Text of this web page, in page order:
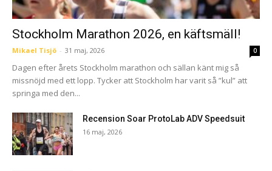
Stockholm Marathon 2026, en käftsmäll!
Mikael Tisjö - 31 maj, 2026 0
Dagen efter årets Stockholm marathon och sällan känt mig så
missnöjd med ett lopp. Tycker att Stockholm har varit så ”kul” att
springa med den...
Recension Soar ProtoLab ADV Speedsuit
16 maj, 2026